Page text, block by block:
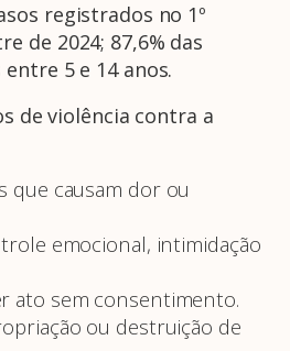
registrados no 1º
de 2024; 87,6% das
5 e 14 anos.
de violência contra a
que causam dor ou
emocional, intimidação
ato sem consentimento.
ou destruição de